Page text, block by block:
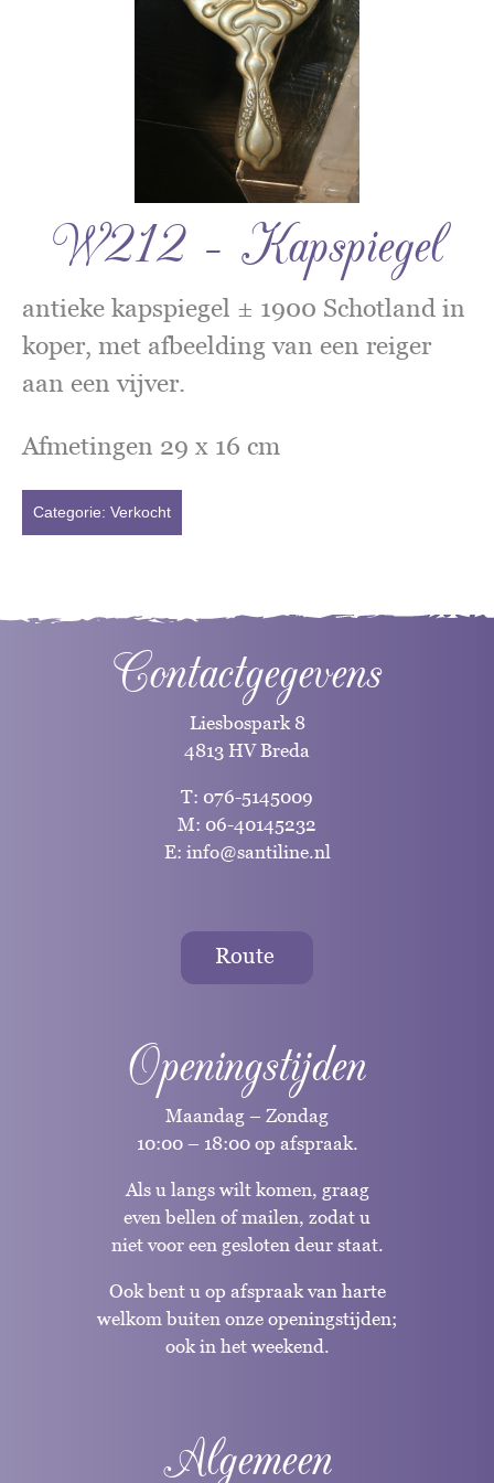
W212 – Kapspiegel
antieke kapspiegel ± 1900 Schotland in
koper, met afbeelding van een reiger
aan een vijver.
Afmetingen 29 x 16 cm
Categorie: Verkocht
Contactgegevens
Liesbospark 8
4813 HV Breda
T: 076-5145009
M: 06-40145232
E: info@santiline.nl
Route
Openingstijden
Maandag – Zondag
10:00 – 18:00 op afspraak.
Als u langs wilt komen, graag
even bellen of mailen, zodat u
niet voor een gesloten deur staat.
Ook bent u op afspraak van harte
welkom buiten onze openingstijden;
ook in het weekend.
Algemeen